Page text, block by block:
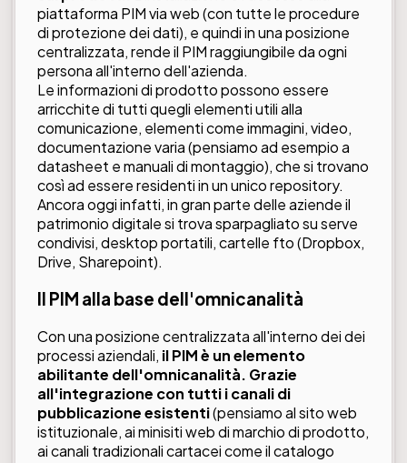
piattaforma PIM via web (con tutte le procedure
di protezione dei dati), e quindi in una posizione
centralizzata, rende il PIM raggiungibile da ogni
persona all'interno dell'azienda.
Le informazioni di prodotto possono essere
arricchite di tutti quegli elementi utili alla
comunicazione, elementi come immagini, video,
documentazione varia (pensiamo ad esempio a
datasheet e manuali di montaggio), che si trovano
così ad essere residenti in un unico repository.
Ancora oggi infatti, in gran parte delle aziende il
patrimonio digitale si trova sparpagliato su serve
condivisi, desktop portatili, cartelle fto (Dropbox,
Drive, Sharepoint).
Il PIM alla base dell'omnicanalità
Con una posizione centralizzata all'interno dei dei
processi aziendali, il PIM è un elemento
abilitante dell'omnicanalità. Grazie
all'integrazione con tutti i canali di
pubblicazione esistenti(pensiamo al sito web
istituzionale, ai minisiti web di marchio di prodotto,
ai canali tradizionali cartacei come il catalogo